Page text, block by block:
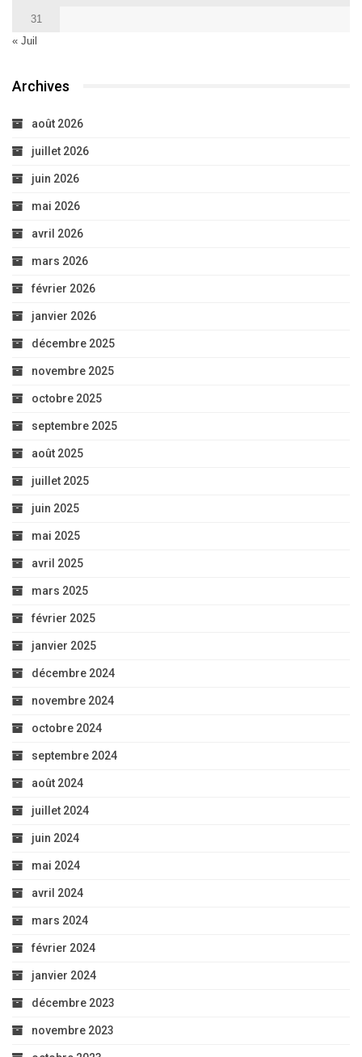
31
« Juil
Archives
août 2026
juillet 2026
juin 2026
mai 2026
avril 2026
mars 2026
février 2026
janvier 2026
décembre 2025
novembre 2025
octobre 2025
septembre 2025
août 2025
juillet 2025
juin 2025
mai 2025
avril 2025
mars 2025
février 2025
janvier 2025
décembre 2024
novembre 2024
octobre 2024
septembre 2024
août 2024
juillet 2024
juin 2024
mai 2024
avril 2024
mars 2024
février 2024
janvier 2024
décembre 2023
novembre 2023